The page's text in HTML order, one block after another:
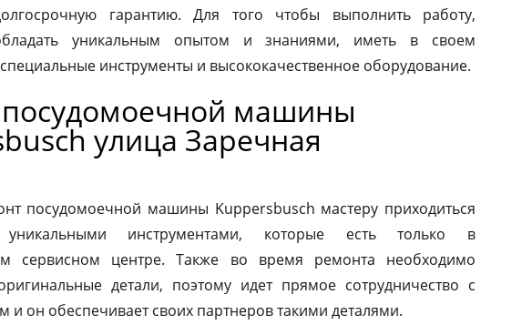
гарантию. Для того чтобы выполнить работу,
уникальным опытом и знаниями, иметь в своем
инструменты и высококачественное оборудование.
машины
улица Заречная
посудомоечной машины Kuppersbusch мастеру приходиться
уникальными инструментами, которые есть только в
сервисном центре. Также во время ремонта необходимо
детали, поэтому идет прямое сотрудничество с
и он обеспечивает своих партнеров такими деталями.